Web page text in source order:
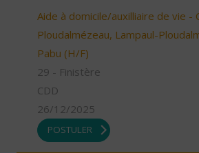
Aide à domicile/auxilliaire de vie -
Ploudalmézeau, Lampaul-
Pabu (H/F)
29 - Finistère
CDD
26/12/2025
POSTULER